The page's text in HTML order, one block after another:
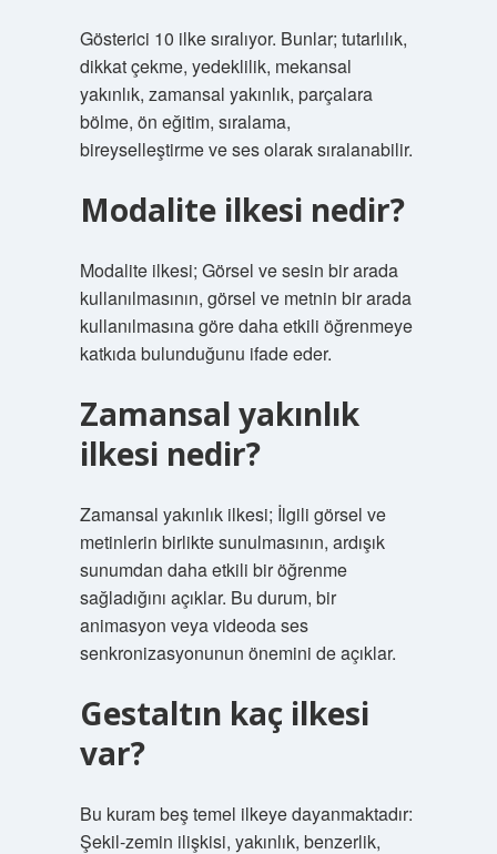
Gösterici 10 ilke sıralıyor. Bunlar; tutarlılık,
dikkat çekme, yedeklilik, mekansal
yakınlık, zamansal yakınlık, parçalara
bölme, ön eğitim, sıralama,
bireyselleştirme ve ses olarak sıralanabilir.
Modalite ilkesi nedir?
Modalite ilkesi; Görsel ve sesin bir arada
kullanılmasının, görsel ve metnin bir arada
kullanılmasına göre daha etkili öğrenmeye
katkıda bulunduğunu ifade eder.
Zamansal yakınlık
ilkesi nedir?
Zamansal yakınlık ilkesi; İlgili görsel ve
metinlerin birlikte sunulmasının, ardışık
sunumdan daha etkili bir öğrenme
sağladığını açıklar. Bu durum, bir
animasyon veya videoda ses
senkronizasyonunun önemini de açıklar.
Gestaltın kaç ilkesi
var?
Bu kuram beş temel ilkeye dayanmaktadır:
Şekil-zemin ilişkisi, yakınlık, benzerlik,